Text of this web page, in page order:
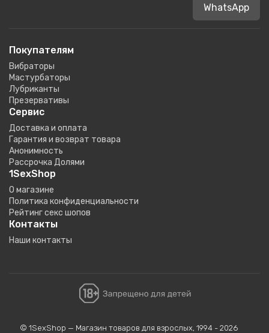
WhatsApp
Покупателям
Вибраторы
Мастурбаторы
Лубриканты
Презервативы
Сервис
Доставка и оплата
Гарантия и возврат товара
Анонимность
Рассрочка Долями
1SexShop
О магазине
Политика конфиденциальности
Рейтинг секс шопов
Контакты
Наши контакты
© 1SexShop — Магазин товаров для взрослых, 1994 - 2026